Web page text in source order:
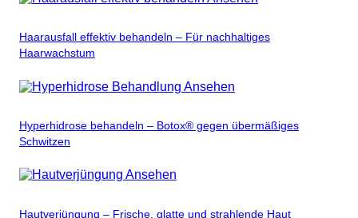
Haarausfall effektiv behandeln – Für nachhaltiges
Haarwachstum
Ansehen
Hyperhidrose behandeln – Botox® gegen übermäßiges
Schwitzen
Ansehen
Hautverjüngung – Frische, glatte und strahlende Haut